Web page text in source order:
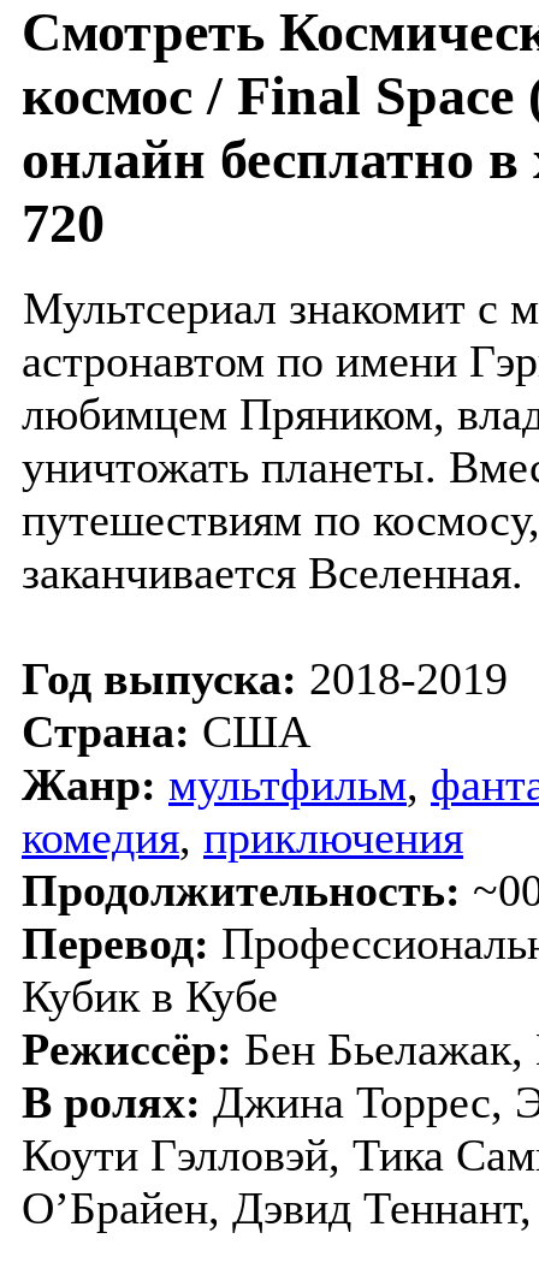
Смотреть
космос / Final Space
онлайн бесплатно
720
Мультсериал знакомит
астронавтом по имени
любимцем Пряником,
уничтожать планеты.
путешествиям по
заканчивается Вселенная.
Год выпуска: 2018-2019
Страна: США
Жанр: мультфильм,
комедия, приключения
Продолжительность:
Перевод:
Кубик в Кубе
Режиссёр: Бен
В ролях: Джина Торрес,
Коути Гэлловэй, Тика
О’Брайен, Дэвид